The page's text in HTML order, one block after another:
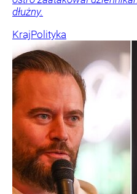
dłużny.
KrajPolityka